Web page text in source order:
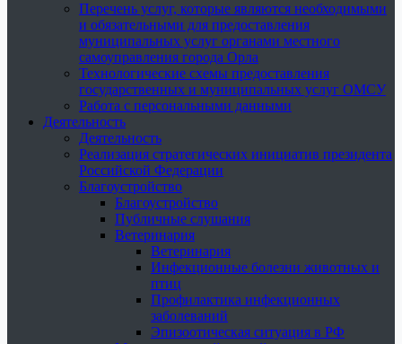
Перечень услуг, которые являются необходимыми
и обязательными для предоставления
муниципальных услуг органами местного
самоуправления города Орла
Технологические схемы предоставления
государственных и муниципальных услуг ОМСУ
Работа с персональными данными
Деятельность
Деятельность
Реализация стратегических инициатив президента
Российской Федерации
Благоустройство
Благоустройство
Публичные слушания
Ветеринария
Ветеринария
Инфекционные болезни животных и
птиц
Профилактика инфекционных
заболеваний
Эпизоотическая ситуация в РФ